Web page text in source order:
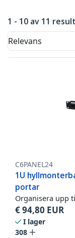
1 - 10 av 11
Relevans
C6PANEL24
1U
portar
Organisera upp
€94,80 EUR
I lager
308